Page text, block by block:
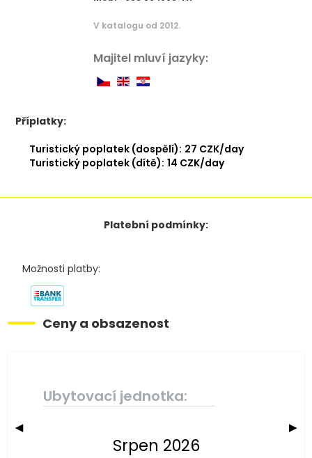
V katalogu od 2012.
Majitel mluví jazyky:
Příplatky:
Turistický poplatek (dospělí): 27 CZK/day
Turistický poplatek (dítě): 14 CZK/day
Platební podmínky:
Možnosti platby:
Ceny a obsazenost
Ubytovací jednotka:
◀ ▶
Srpen 2026